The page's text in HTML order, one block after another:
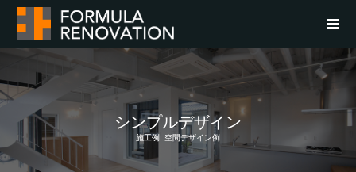
シンプルデザイン
施工例 空間デザイン例